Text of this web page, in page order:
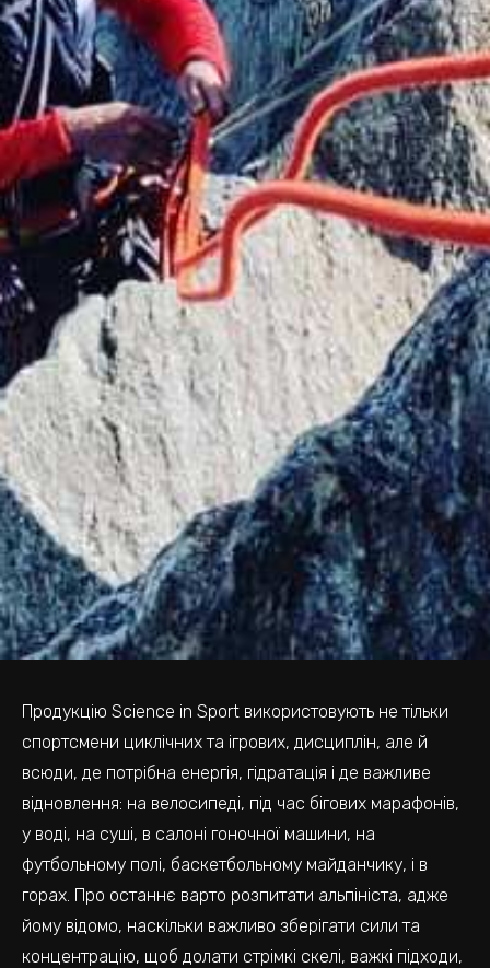
Продукцію Science in Sport використовують не тільки
спортсмени циклічних та ігрових, дисциплін, але й
всюди, де потрібна енергія, гідратація і де важливе
відновлення: на велосипеді, під час бігових марафонів,
у воді, на суші, в салоні гоночної машини, на
футбольному полі, баскетбольному майданчику, і в
горах. Про останнє варто розпитати альпініста, адже
йому відомо, наскільки важливо зберігати сили та
концентрацію, щоб долати стрімкі скелі, важкі підходи,